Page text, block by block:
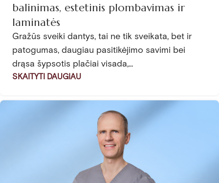
balinimas, estetinis plombavimas ir
laminatės
Gražūs sveiki dantys, tai ne tik sveikata, bet ir
patogumas, daugiau pasitikėjimo savimi bei
drąsa šypsotis plačiai visada,...
SKAITYTI DAUGIAU